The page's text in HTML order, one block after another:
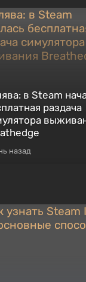
в Steam
раздача
назад